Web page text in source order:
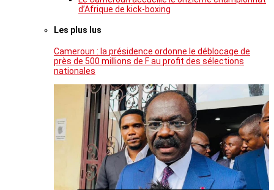
d’Afrique de kick-boxing
Les plus lus
Cameroun : la présidence ordonne le déblocage de
près de 500 millions de F au profit des sélections
nationales